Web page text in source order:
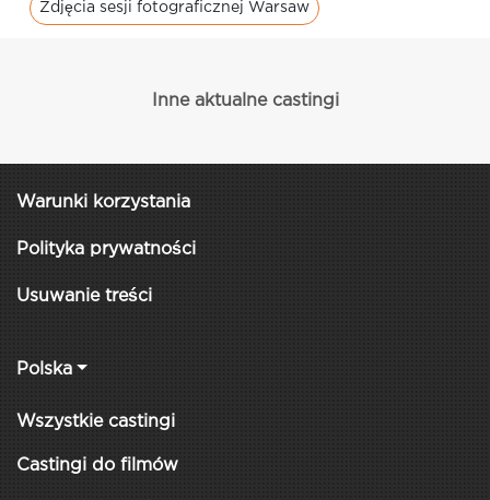
Zdjęcia sesji fotograficznej Warsaw
Inne aktualne castingi
Warunki korzystania
Polityka prywatności
Usuwanie treści
Polska
Wszystkie castingi
Castingi do filmów